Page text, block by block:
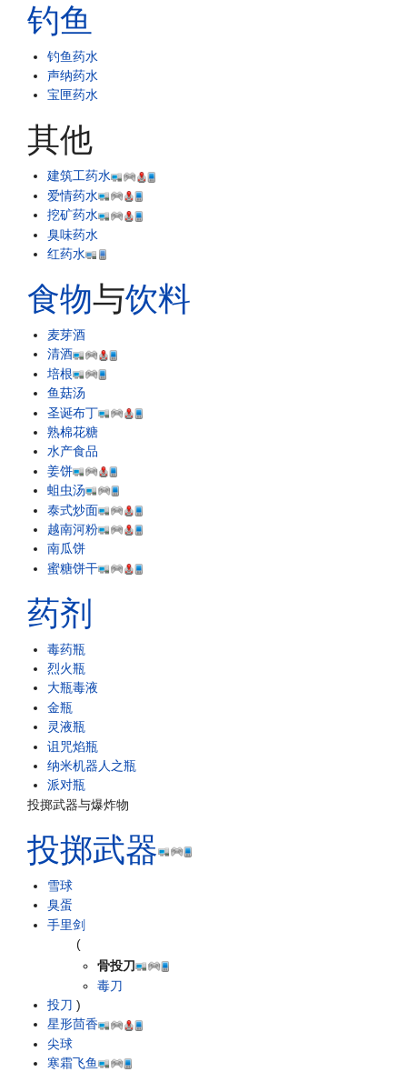
钓鱼
钓鱼药水
声纳药水
宝匣药水
其他
建筑工药水
爱情药水
挖矿药水
臭味药水
红药水
食物与饮料
麦芽酒
清酒
培根
鱼菇汤
圣诞布丁
熟棉花糖
水产食品
姜饼
蛆虫汤
泰式炒面
越南河粉
南瓜饼
蜜糖饼干
药剂
毒药瓶
烈火瓶
大瓶毒液
金瓶
灵液瓶
诅咒焰瓶
纳米机器人之瓶
派对瓶
投掷武器与爆炸物
投掷武器
雪球
臭蛋
手里剑
投刀
(
骨投刀
毒刀
)
星形茴香
尖球
寒霜飞鱼